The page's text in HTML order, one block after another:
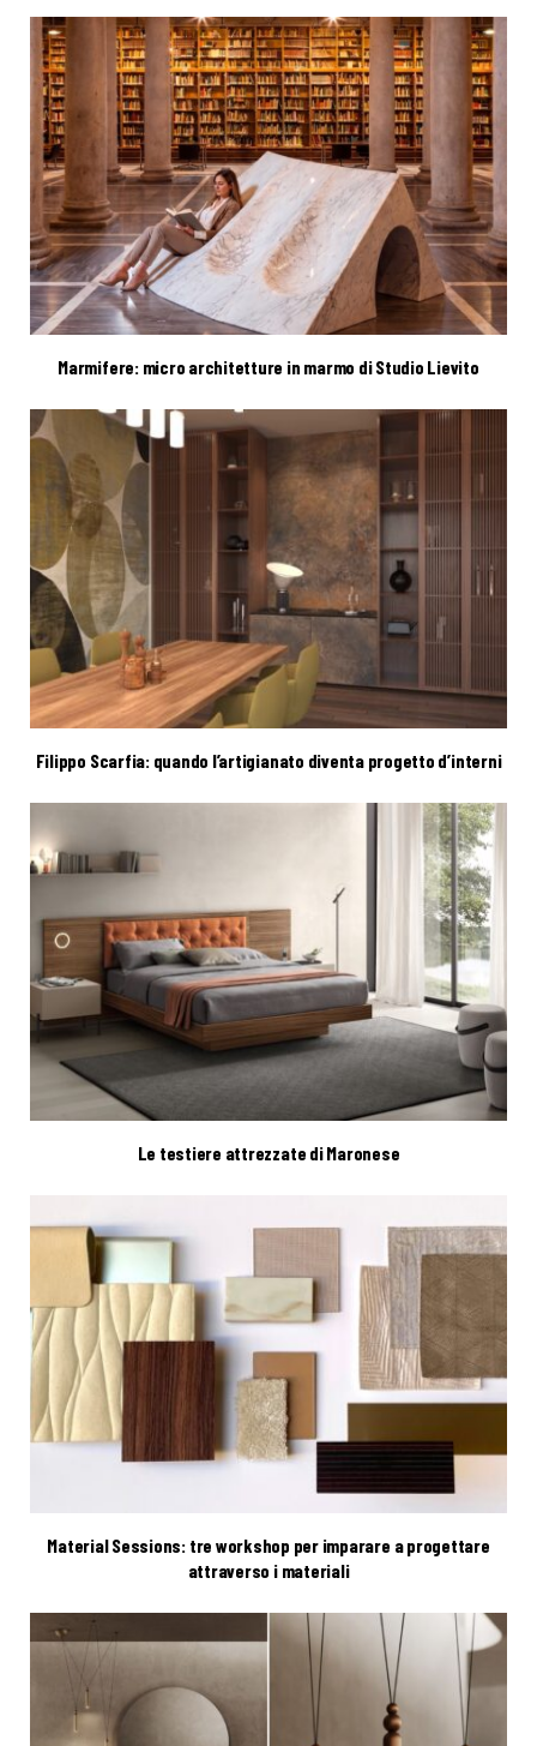
Marmifere: micro architetture in marmo di Studio Lievito
Filippo Scarfia: quando l’artigianato diventa progetto d’interni
Le testiere attrezzate di Maronese
Material Sessions: tre workshop per imparare a progettare
attraverso i materiali